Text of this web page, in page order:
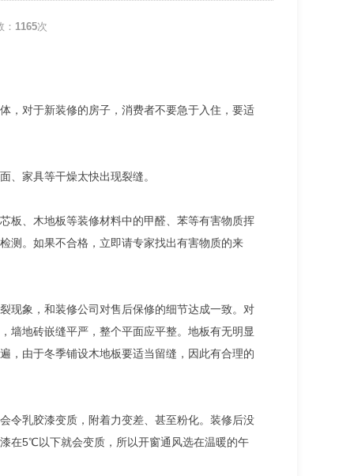
1165次
，对于新装修的房子，消费者不要急于入住，要适
、家具等干燥太快出现裂缝。
板、木地板等装修材料中的甲醛、苯等有害物质挥
测。如果不合格，立即请专家找出有害物质的来
现象，和装修公司对售后保修的细节达成一致。对
墙地砖嵌缝平严，整个平面应平整。地板有无明显
，由于冬季铺设木地板要适当留缝，因此有合理的
令乳胶漆变质，附着力变差、甚至粉化。装修后没
在5℃以下就会变质，所以开窗通风选在温暖的午